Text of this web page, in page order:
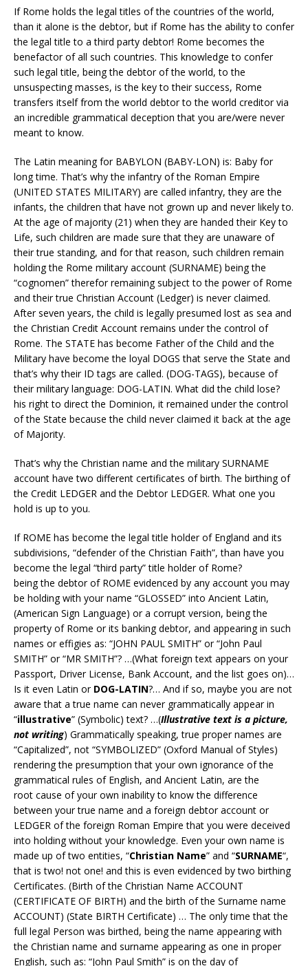
If Rome holds the legal titles of the countries of the world,
than it alone is the debtor, but if Rome has the ability to confer
the legal title to a third party debtor! Rome becomes the
benefactor of all such countries. This knowledge to confer
such legal title, being the debtor of the world, to the
unsuspecting masses, is the key to their success, Rome
transfers itself from the world debtor to the world creditor via
an incredible grammatical deception that you are/were never
meant to know.
The Latin meaning for BABYLON (BABY-LON) is: Baby for
long time. That’s why the infantry of the Roman Empire
(UNITED STATES MILITARY) are called infantry, they are the
infants, the children that have not grown up and never likely to.
At the age of majority (21) when they are handed their Key to
Life, such children are made sure that they are unaware of
their true standing, and for that reason, such children remain
holding the Rome military account (SURNAME) being the
“cognomen” therefor remaining subject to the power of Rome
and their true Christian Account (Ledger) is never claimed.
After seven years, the child is legally presumed lost as sea and
the Christian Credit Account remains under the control of
Rome. The STATE has become Father of the Child and the
Military have become the loyal DOGS that serve the State and
that’s why their ID tags are called. (DOG-TAGS), because of
their military language: DOG-LATIN. What did the child lose?
his right to direct the Dominion, it remained under the control
of the State because the child never claimed it back at the age
of Majority.
That’s why the Christian name and the military SURNAME
account have two different certificates of birth. The birthing of
the Credit LEDGER and the Debtor LEDGER. What one you
hold is up to you.
If ROME has become the legal title holder of England and its
subdivisions, “defender of the Christian Faith”, than have you
become the legal “third party” title holder of Rome?
being the debtor of ROME evidenced by any account you may
be holding with your name “GLOSSED” into Ancient Latin,
(American Sign Language) or a corrupt version, being the
property of Rome or its banking debtor, and appearing in such
names or effigies as: “JOHN PAUL SMITH” or “John Paul
SMITH” or “MR SMITH”? …(What foreign text appears on your
Passport, Driver License, Bank Account, and the list goes on)…
Is it even Latin or DOG-LATIN?… And if so, maybe you are not
aware that a true name can never grammatically appear in
“illustrative” (Symbolic) text? …(Illustrative text is a picture,
not writing) Grammatically speaking, true proper names are
“Capitalized”, not “SYMBOLIZED” (Oxford Manual of Styles)
rendering the presumption that your own ignorance of the
grammatical rules of English, and Ancient Latin, are the
root cause of your own inability to know the difference
between your true name and a foreign debtor account or
LEDGER of the foreign Roman Empire that you were deceived
into holding without your knowledge. Even your own name is
made up of two entities, “Christian Name” and “SURNAME“,
that is two! not one! and this is even evidenced by two birthing
Certificates. (Birth of the Christian Name ACCOUNT
(CERTIFICATE OF BIRTH) and the birth of the Surname name
ACCOUNT) (State BIRTH Certificate) … The only time that the
full legal Person was birthed, being the name appearing with
the Christian name and surname appearing as one in proper
English, such as: “John Paul Smith” is on the day of